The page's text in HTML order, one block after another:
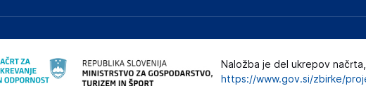
Naložba je del ukrepov
https://www.gov.si/zbirke/